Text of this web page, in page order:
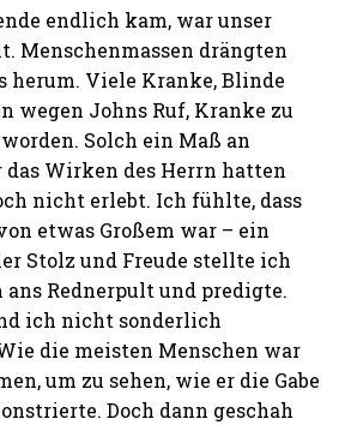
endlich kam, war unser
Menschenmassen drängten
herum. Viele Kranke, Blinde
wegen Johns Ruf, Kranke zu
Solch ein Maß an
Wirken des Herrn hatten
nicht erlebt. Ich fühlte, dass
etwas Großem war – ein
Stolz und Freude stellte ich
ans Rednerpult und predigte.
ich nicht sonderlich
die meisten Menschen war
um zu sehen, wie er die Gabe
Doch dann geschah